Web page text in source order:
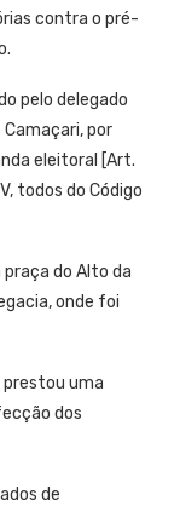
contra o pré-
pelo delegado
Camaçari, por
eleitoral [Art.
todos do Código
do Alto da
onde foi
prestou uma
dos
de